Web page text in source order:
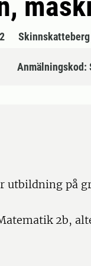
Skinnskatteberg
Anmälningskod:
utbildning på
2b,